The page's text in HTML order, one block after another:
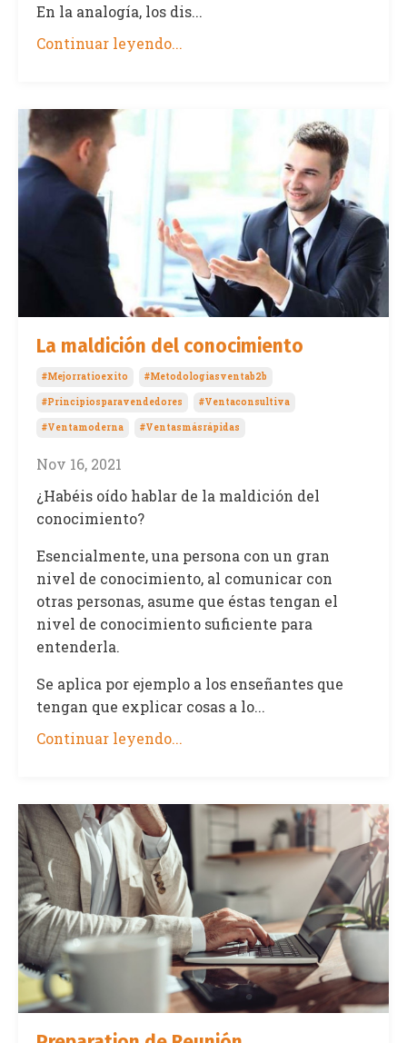
En la analogía, los dis...
Continuar leyendo...
La maldición del conocimiento
#mejorratioexito #metodologiasventab2b
#principiosparavendedores #ventaconsultiva
#ventamoderna #ventasmásrápidas
Nov 16, 2021
¿Habéis oído hablar de la maldición del
conocimiento?
Esencialmente, una persona con un gran
nivel de conocimiento, al comunicar con
otras personas, asume que éstas tengan el
nivel de conocimiento suficiente para
entenderla.
Se aplica por ejemplo a los enseñantes que
tengan que explicar cosas a lo...
Continuar leyendo...